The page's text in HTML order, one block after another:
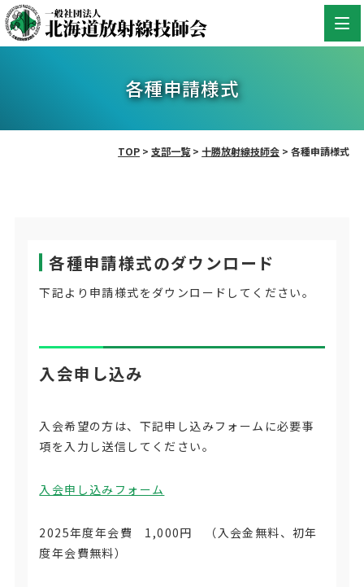
各種申請様式
TOP >支部一覧>十勝放射線技師会 >各種申請様式
各種申請様式のダウンロード
下記より申請様式をダウンロードしてください。
入会申し込み
入会希望の方は、下記申し込みフォームに必要事
項を入力し送信してください。
入会申し込みフォーム
2025年度年会費 1,000円 （入会金無料、初年
度年会費無料）